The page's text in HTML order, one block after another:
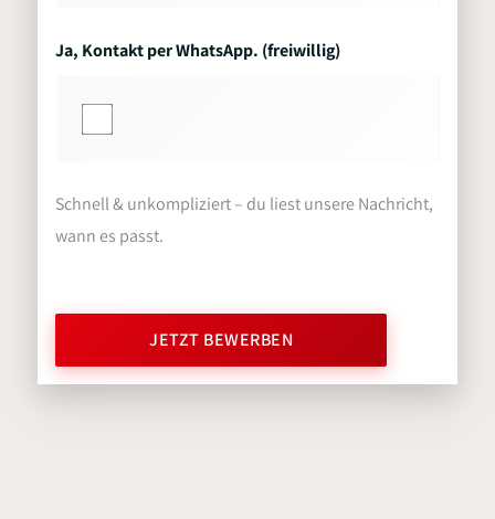
Ja, Kontakt per WhatsApp. (freiwillig)
Schnell & unkompliziert – du liest unsere Nachricht,
wann es passt.
JETZT BEWERBEN